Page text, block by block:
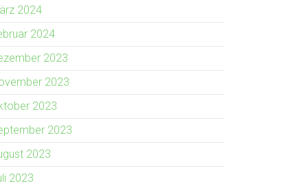
2024
2024
2023
2023
2023
2023
2023
2023